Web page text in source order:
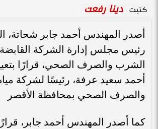
كتبت دينا رفعت
أصدر المهندس أحمد جابر شحاتة،
رئيس مجلس إدارة الشركة القابضة
الشرب والصرف الصحي، قرارًا
أحمد سعيد عرفة، رئيسًا لشركة
والصرف الصحي بمحافظة الأقصر
كما أصدر المهندس أحمد جابر،